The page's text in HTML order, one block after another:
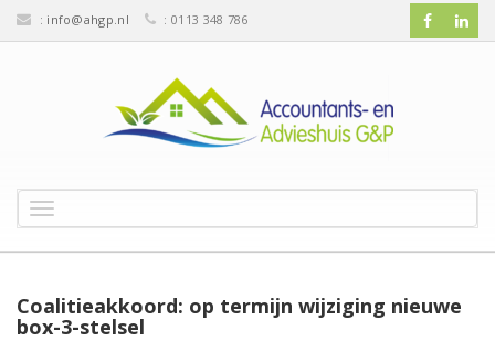
: info@ahgp.nl : 0113 348 786
o
g
l
Coalitieakkoord: op termijn wijziging nieuwe
box-3-stelsel